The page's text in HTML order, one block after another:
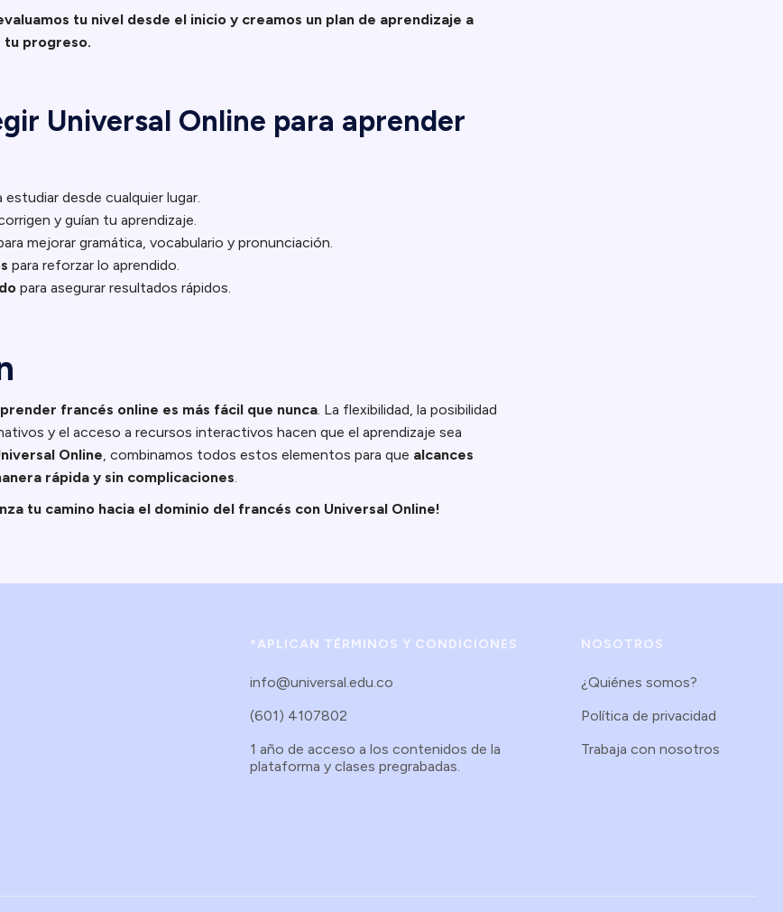
tu nivel desde el inicio y creamos un plan de aprendizaje a
tu progreso.
Universal Online para aprender
estudiar desde cualquier lugar.
y guían tu aprendizaje.
mejorar gramática, vocabulario y pronunciación.
para reforzar lo aprendido.
para asegurar resultados rápidos.
francés online es más fácil que nunca. La flexibilidad, la posibilidad
y el acceso a recursos interactivos hacen que el aprendizaje sea
Online, combinamos todos estos elementos para que alcances
rápida y sin complicaciones.
tu camino hacia el dominio del francés con Universal Online!
*APLICAN TÉRMINOS Y CONDICIONES
info@universal.edu.co
(601) 4107802
1 año de acceso a los contenidos de la
plataforma y clases pregrabadas.
NOSOTROS
¿Quiénes somos?
Política de privacidad
Trabaja con nosotros